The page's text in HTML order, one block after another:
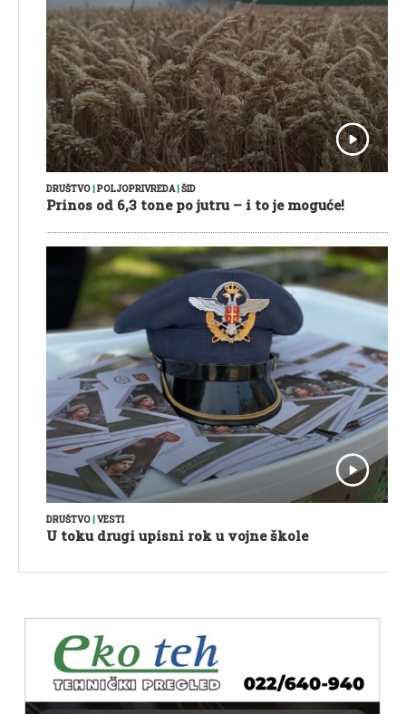
DRUŠTVO|POLJOPRIVREDA|ŠID
Prinos od 6,3 tone po jutru – i to je moguće!
DRUŠTVO|VESTI
U toku drugi upisni rok u vojne škole